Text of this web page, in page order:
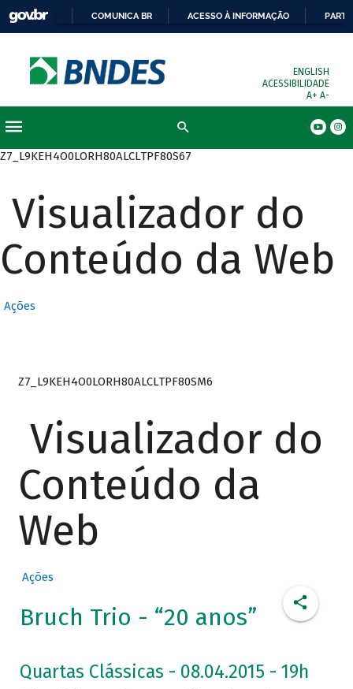
COMUNICA BR ACESSO À INFORMAÇÃO
ENGLISH
ACESSIBILIDADE
A+ A-
Z7_L9KEH4O0LORH80ALCLTPF80S67
Visualizador do
Conteúdo da Web
Ações
Z7_L9KEH4O0LORH80ALCLTPF80SM6
Visualizador do
Conteúdo da
Web
Ações
Bruch Trio - “20 anos”
Quartas Clássicas - 08.04.2015 - 19h